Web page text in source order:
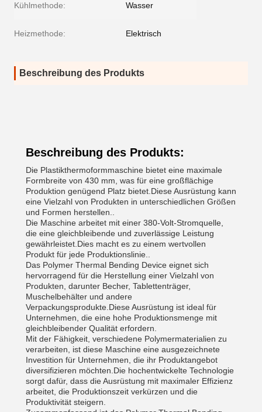
Kühlmethode: Wasser
Heizmethode: Elektrisch
Beschreibung des Produkts
Beschreibung des Produkts:
Die Plastikthermoformmaschine bietet eine maximale
Formbreite von 430 mm, was für eine großflächige
Produktion genügend Platz bietet.Diese Ausrüstung kann
eine Vielzahl von Produkten in unterschiedlichen Größen
und Formen herstellen..
Die Maschine arbeitet mit einer 380-Volt-Stromquelle,
die eine gleichbleibende und zuverlässige Leistung
gewährleistet.Dies macht es zu einem wertvollen
Produkt für jede Produktionslinie..
Das Polymer Thermal Bending Device eignet sich
hervorragend für die Herstellung einer Vielzahl von
Produkten, darunter Becher, Tablettenträger,
Muschelbehälter und andere
Verpackungsprodukte.Diese Ausrüstung ist ideal für
Unternehmen, die eine hohe Produktionsmenge mit
gleichbleibender Qualität erfordern.
Mit der Fähigkeit, verschiedene Polymermaterialien zu
verarbeiten, ist diese Maschine eine ausgezeichnete
Investition für Unternehmen, die ihr Produktangebot
diversifizieren möchten.Die hochentwickelte Technologie
sorgt dafür, dass die Ausrüstung mit maximaler Effizienz
arbeitet, die Produktionszeit verkürzen und die
Produktivität steigern.